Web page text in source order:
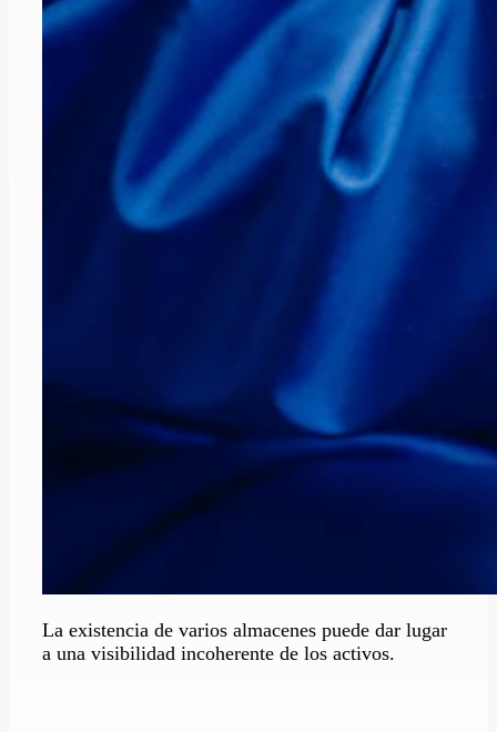
La existencia de varios almacenes puede dar lugar
a una visibilidad incoherente de los activos.